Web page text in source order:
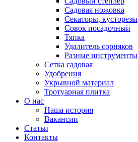
Садовая ножовка
Секаторы, кусторезы
Совок посадочный
Тяпка
Удалитель сорняков
Разные инструменты
Сетка садовая
Удобрения
Укрывной материал
Тротуарная плитка
О нас
Наша история
Вакансии
Статьи
Контакты